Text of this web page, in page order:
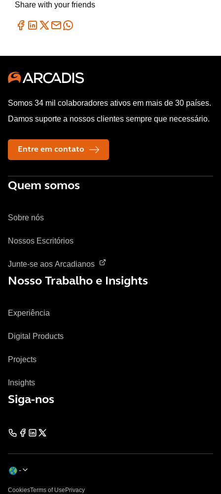
Share with your friends
Somos 34 mil colaboradores ativos em mais de 30 países.
Damos suporte a nossos clientes sempre que necessário.
Entre em contato
Quem somos
Sobre nós
Nossos Escritórios
Junte-se aos Arcadianos
Nosso Trabalho e Insights
Experiência
Digital Products
Projects
Insights
Siga-nos
CookiesTerms of Use Privacy